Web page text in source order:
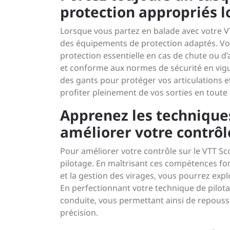
protection appropriés
Lorsque vous partez en balade avec votre
des équipements de protection adaptés.
protection essentielle en cas de chute ou
et conforme aux normes de sécurité en
des gants pour protéger vos articulations
profiter pleinement de vos sorties en toute
Apprenez les
améliorer votre
Pour améliorer votre contrôle sur le VTT
pilotage. En maîtrisant ces compétences
et la gestion des virages, vous pourrez
En perfectionnant votre technique de
conduite, vous permettant ainsi de
précision.